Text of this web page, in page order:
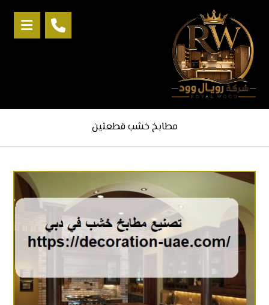
مطابخ خشب قطعتين